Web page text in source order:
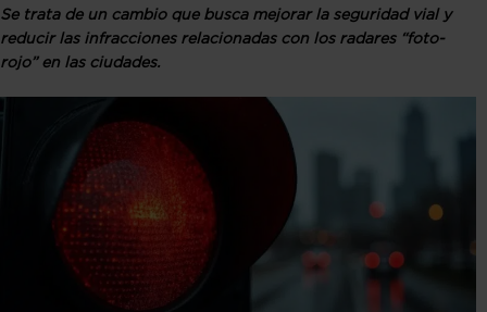
Se trata de un cambio que busca mejorar la seguridad vial y
reducir las infracciones relacionadas con los radares “foto-
rojo” en las ciudades.